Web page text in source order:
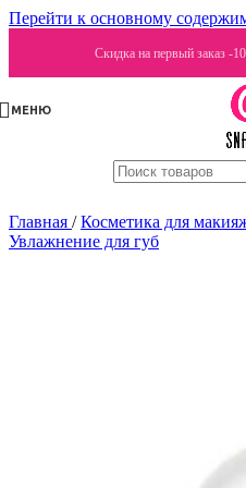
Перейти к основному
Скидка на первый заказ -
МЕНЮ
Главная / Косметика для
Увлажнение для губ